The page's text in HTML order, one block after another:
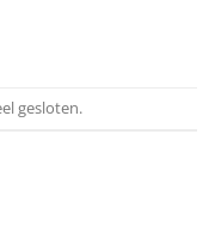
gesloten.